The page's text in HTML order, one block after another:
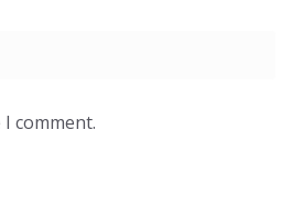
comment.